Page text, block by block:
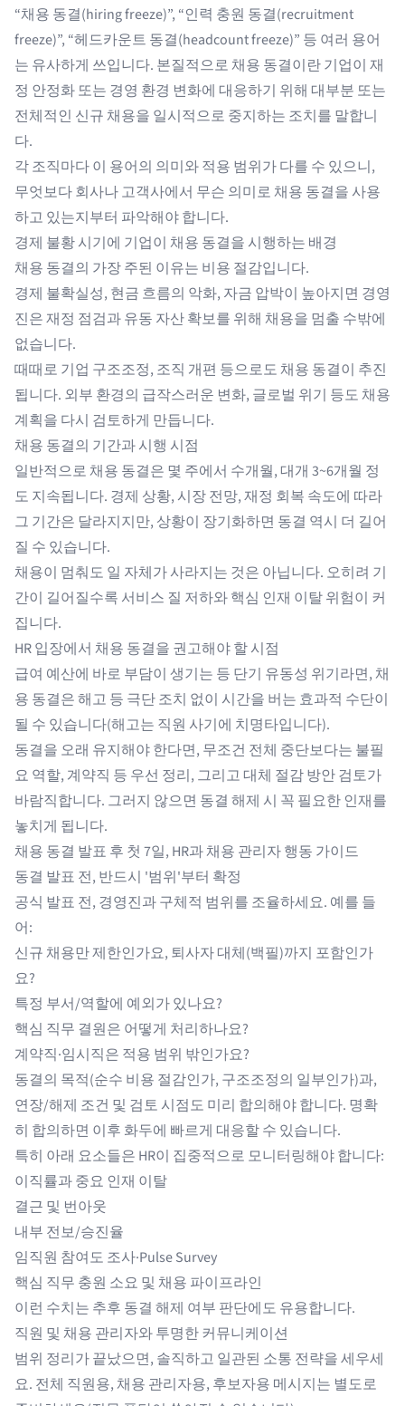
“채용 동결(hiring freeze)”, “인력 충원 동결(recruitment
freeze)”, “헤드카운트 동결(headcount freeze)” 등 여러 용어
는 유사하게 쓰입니다. 본질적으로채용 동결이란 기업이 재
정 안정화 또는 경영 환경 변화에 대응하기 위해 대부분 또는
전체적인 신규 채용을 일시적으로 중지하는 조치를 말합니
다.
각 조직마다 이 용어의 의미와 적용 범위가 다를 수 있으니,
무엇보다 회사나 고객사에서 무슨 의미로 채용 동결을 사용
하고 있는지부터 파악해야 합니다.
경제 불황 시기에 기업이 채용 동결을 시행하는 배경
채용 동결의 가장 주된 이유는 비용 절감입니다.
경제 불확실성, 현금 흐름의 악화, 자금 압박이 높아지면 경영
진은 재정 점검과 유동 자산 확보를 위해 채용을 멈출 수밖에
없습니다.
때때로 기업 구조조정, 조직 개편 등으로도 채용 동결이 추진
됩니다. 외부 환경의 급작스러운 변화, 글로벌 위기 등도 채용
계획을 다시 검토하게 만듭니다.
채용 동결의 기간과 시행 시점
일반적으로 채용 동결은 몇 주에서 수개월, 대개 3~6개월 정
도 지속됩니다. 경제 상황, 시장 전망, 재정 회복 속도에 따라
그 기간은 달라지지만, 상황이 장기화하면 동결 역시 더 길어
질 수 있습니다.
채용이 멈춰도 일 자체가 사라지는 것은 아닙니다. 오히려 기
간이 길어질수록 서비스 질 저하와 핵심 인재 이탈 위험이 커
집니다.
HR 입장에서 채용 동결을 권고해야 할 시점
급여 예산에 바로 부담이 생기는 등 단기 유동성 위기라면, 채
용 동결은 해고 등 극단 조치 없이 시간을 버는 효과적 수단이
될 수 있습니다(해고는 직원 사기에 치명타입니다).
동결을 오래 유지해야 한다면, 무조건 전체 중단보다는 불필
요 역할, 계약직 등 우선 정리, 그리고 대체 절감 방안 검토가
바람직합니다. 그러지 않으면 동결 해제 시 꼭 필요한 인재를
놓치게 됩니다.
채용 동결 발표 후 첫 7일, HR과 채용 관리자 행동 가이드
동결 발표 전, 반드시 '범위'부터 확정
공식 발표 전, 경영진과 구체적 범위를 조율하세요. 예를 들
어:
신규 채용만 제한인가요, 퇴사자 대체(백필)까지 포함인가
요?
특정 부서/역할에 예외가 있나요?
핵심 직무 결원은 어떻게 처리하나요?
계약직·임시직은 적용 범위 밖인가요?
동결의 목적(순수 비용 절감인가, 구조조정의 일부인가)과,
연장/해제 조건 및 검토 시점도 미리 합의해야 합니다. 명확
히 합의하면 이후 화두에 빠르게 대응할 수 있습니다.
특히 아래 요소들은 HR이 집중적으로 모니터링해야 합니다:
이직률과 중요 인재 이탈
결근 및 번아웃
내부 전보/승진율
임직원 참여도 조사·Pulse Survey
핵심 직무 충원 소요 및 채용 파이프라인
이런 수치는 추후 동결 해제 여부 판단에도 유용합니다.
직원 및 채용 관리자와 투명한 커뮤니케이션
범위 정리가 끝났으면, 솔직하고 일관된 소통 전략을 세우세
요. 전체 직원용, 채용 관리자용, 후보자용 메시지는 별도로